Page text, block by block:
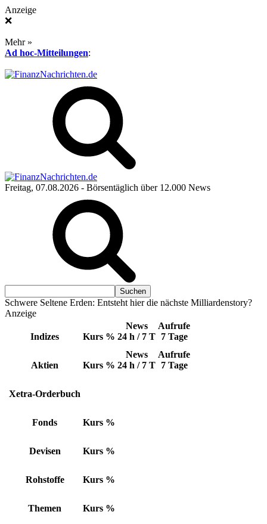
Anzeige
❌
Mehr »
Ad hoc-Mitteilungen:
Freitag, 07.08.2026 - Börsentäglich über 12.000 News
Schwere Seltene Erden: Entsteht hier die nächste Milliardenstory?
Anzeige
Indizes Kurs %
News
24 h / 7 T
Aufrufe
7 Tage
Aktien Kurs %
News
24 h / 7 T
Aufrufe
7 Tage
Xetra-Orderbuch
Fonds Kurs %
Devisen Kurs %
Rohstoffe Kurs %
Themen Kurs %